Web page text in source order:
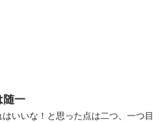
随一
いいな！と思った点は二つ、一つ目